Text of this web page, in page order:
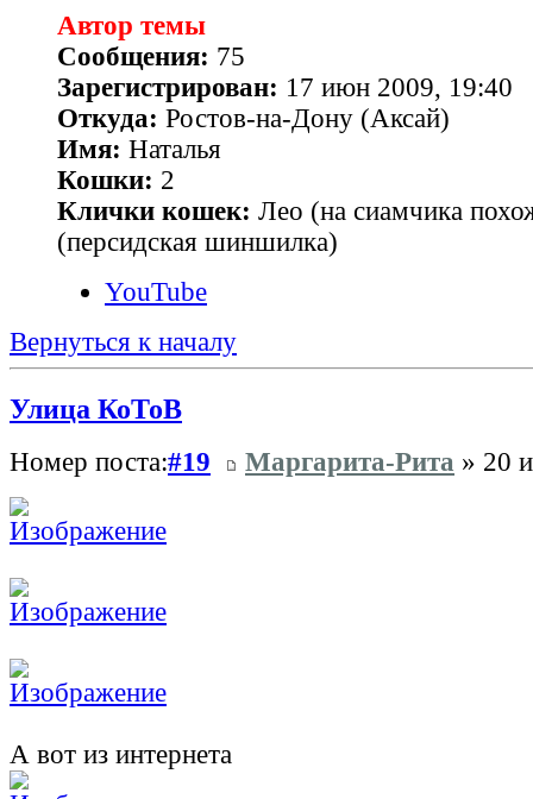
Автор темы
Сообщения: 75
Зарегистрирован: 17 июн 2009, 19:40
Откуда: Ростов-на-Дону (Аксай)
Имя: Наталья
Кошки: 2
Клички кошек: Лео (на сиамчика
(персидская шиншилка)
YouTube
Вернуться к началу
Улица КоТоВ
Номер поста:#19 Маргарита-Рита » 20
А вот из интернета